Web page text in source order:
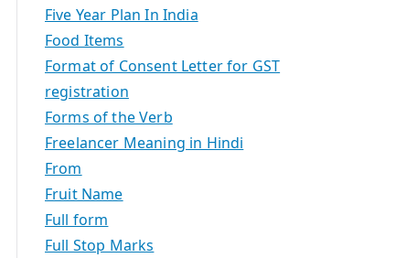
Five Year Plan In India
Food Items
Format of Consent Letter for GST
registration
Forms of the Verb
Freelancer Meaning in Hindi
From
Fruit Name
Full form
Full Stop Marks